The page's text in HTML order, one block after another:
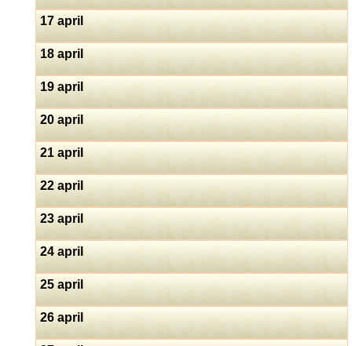
17 april
18 april
19 april
20 april
21 april
22 april
23 april
24 april
25 april
26 april